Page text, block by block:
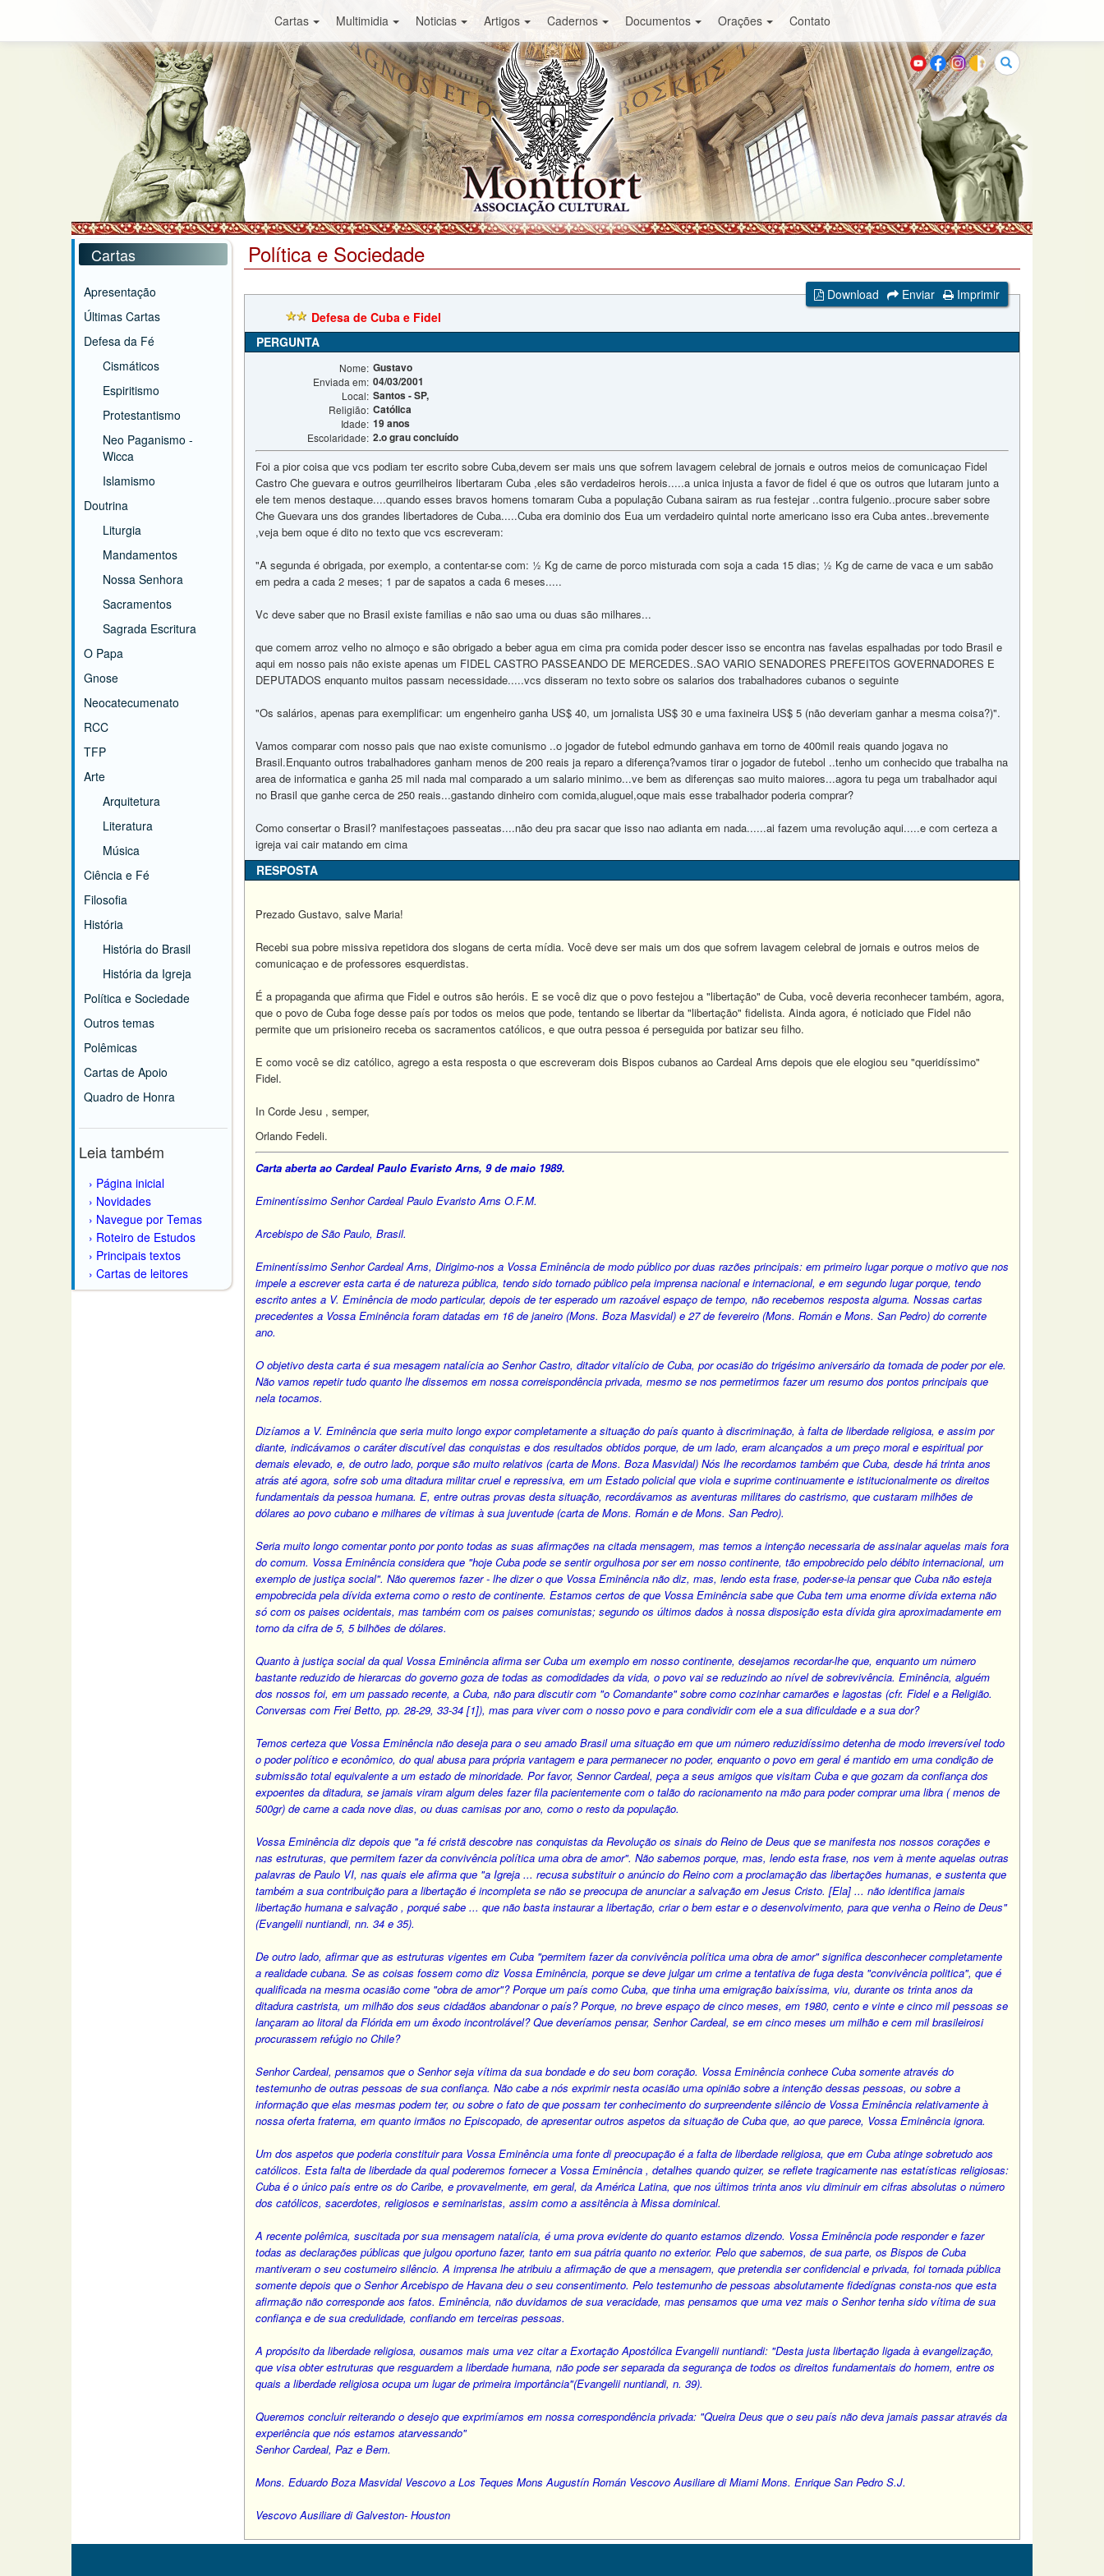
Cartas Multimidia Noticias Artigos Cadernos Documentos Orações Contato
Buscar
Cartas
Apresentação
Últimas Cartas
Defesa da Fé
Cismáticos
Espiritismo
Protestantismo
Neo Paganismo -
Wicca
Islamismo
Doutrina
Liturgia
Mandamentos
Nossa Senhora
Sacramentos
Sagrada Escritura
O Papa
Gnose
Neocatecumenato
RCC
TFP
Arte
Arquitetura
Literatura
Música
Ciência e Fé
Filosofia
História
História do Brasil
História da Igreja
Política e Sociedade
Outros temas
Polêmicas
Cartas de Apoio
Quadro de Honra
Leia também
Página inicial
Novidades
Navegue por Temas
Roteiro de Estudos
Principais textos
Cartas de leitores
Política e Sociedade
Download Enviar
Imprimir
Defesa de Cuba e Fidel
PERGUNTA
Nome: Gustavo
Enviada em: 04/03/2001
Local: Santos - SP,
Religião: Católica
Idade: 19 anos
Escolaridade: 2.o grau concluído
Foi a pior coisa que vcs podiam ter escrito sobre Cuba,devem ser mais uns que sofrem lavagem celebral de jornais e outros meios de comunicaçao Fidel
Castro Che guevara e outros geurrilheiros libertaram Cuba ,eles são verdadeiros herois.....a unica injusta a favor de fidel é que os outros que lutaram junto a
ele tem menos destaque....quando esses bravos homens tomaram Cuba a população Cubana sairam as rua festejar ..contra fulgenio..procure saber sobre
Che Guevara uns dos grandes libertadores de Cuba.....Cuba era dominio dos Eua um verdadeiro quintal norte americano isso era Cuba antes..brevemente
,veja bem oque é dito no texto que vcs escreveram:
"A segunda é obrigada, por exemplo, a contentar-se com: ½ Kg de carne de porco misturada com soja a cada 15 dias; ½ Kg de carne de vaca e um sabão
em pedra a cada 2 meses; 1 par de sapatos a cada 6 meses.....
Vc deve saber que no Brasil existe familias e não sao uma ou duas são milhares...
que comem arroz velho no almoço e são obrigado a beber agua em cima pra comida poder descer isso se encontra nas favelas espalhadas por todo Brasil e
aqui em nosso pais não existe apenas um FIDEL CASTRO PASSEANDO DE MERCEDES..SAO VARIO SENADORES PREFEITOS GOVERNADORES E
DEPUTADOS enquanto muitos passam necessidade.....vcs disseram no texto sobre os salarios dos trabalhadores cubanos o seguinte
"Os salários, apenas para exemplificar: um engenheiro ganha US$ 40, um jornalista US$ 30 e uma faxineira US$ 5 (não deveriam ganhar a mesma coisa?)".
Vamos comparar com nosso pais que nao existe comunismo ..o jogador de futebol edmundo ganhava em torno de 400mil reais quando jogava no
Brasil.Enquanto outros trabalhadores ganham menos de 200 reais ja reparo a diferença?vamos tirar o jogador de futebol ..tenho um conhecido que trabalha na
area de informatica e ganha 25 mil nada mal comparado a um salario minimo...ve bem as diferenças sao muito maiores...agora tu pega um trabalhador aqui
no Brasil que ganhe cerca de 250 reais...gastando dinheiro com comida,aluguel,oque mais esse trabalhador poderia comprar?
Como consertar o Brasil? manifestaçoes passeatas....não deu pra sacar que isso nao adianta em nada......ai fazem uma revolução aqui.....e com certeza a
igreja vai cair matando em cima
RESPOSTA
Prezado Gustavo, salve Maria!
Recebi sua pobre missiva repetidora dos slogans de certa mídia. Você deve ser mais um dos que sofrem lavagem celebral de jornais e outros meios de
comunicaçao e de professores esquerdistas.
É a propaganda que afirma que Fidel e outros são heróis. E se você diz que o povo festejou a "libertação" de Cuba, você deveria reconhecer também, agora,
que o povo de Cuba foge desse país por todos os meios que pode, tentando se libertar da "libertação" fidelista. Ainda agora, é noticiado que Fidel não
permite que um prisioneiro receba os sacramentos católicos, e que outra pessoa é perseguida por batizar seu filho.
E como você se diz católico, agrego a esta resposta o que escreveram dois Bispos cubanos ao Cardeal Arns depois que ele elogiou seu "queridíssimo"
Fidel.
In Corde Jesu , semper,
Orlando Fedeli.
Carta aberta ao Cardeal Paulo Evaristo Arns, 9 de maio 1989.
Eminentíssimo Senhor Cardeal Paulo Evaristo Arns O.F.M.
Arcebispo de São Paulo, Brasil.
Eminentíssimo Senhor Cardeal Arns, Dirigimo-nos a Vossa Eminência de modo público por duas razões principais: em primeiro lugar porque o motivo que nos
impele a escrever esta carta é de natureza pública, tendo sido tornado público pela imprensa nacional e internacional, e em segundo lugar porque, tendo
escrito antes a V. Eminência de modo particular, depois de ter esperado um razoável espaço de tempo, não recebemos resposta alguma. Nossas cartas
precedentes a Vossa Eminência foram datadas em 16 de janeiro (Mons. Boza Masvidal) e 27 de fevereiro (Mons. Román e Mons. San Pedro) do corrente
ano.
O objetivo desta carta é sua mesagem natalícia ao Senhor Castro, ditador vitalício de Cuba, por ocasião do trigésimo aniversário da tomada de poder por ele.
Não vamos repetir tudo quanto lhe dissemos em nossa correispondência privada, mesmo se nos permetirmos fazer um resumo dos pontos principais que
nela tocamos.
Dizíamos a V. Eminência que seria muito longo expor completamente a situação do país quanto à discriminação, à falta de liberdade religiosa, e assim por
diante, indicávamos o caráter discutível das conquistas e dos resultados obtidos porque, de um lado, eram alcançados a um preço moral e espiritual por
demais elevado, e, de outro lado, porque são muito relativos (carta de Mons. Boza Masvidal) Nós lhe recordamos também que Cuba, desde há trinta anos
atrás até agora, sofre sob uma ditadura militar cruel e repressiva, em um Estado policial que viola e suprime continuamente e istitucionalmente os direitos
fundamentais da pessoa humana. E, entre outras provas desta situação, recordávamos as aventuras militares do castrismo, que custaram milhões de
dólares ao povo cubano e milhares de vítimas à sua juventude (carta de Mons. Román e de Mons. San Pedro).
Seria muito longo comentar ponto por ponto todas as suas afirmações na citada mensagem, mas temos a intenção necessaria de assinalar aquelas mais fora
do comum. Vossa Eminência considera que "hoje Cuba pode se sentir orgulhosa por ser em nosso continente, tão empobrecido pelo débito internacional, um
exemplo de justiça social". Não queremos fazer - lhe dizer o que Vossa Eminência não diz, mas, lendo esta frase, poder-se-ia pensar que Cuba não esteja
empobrecida pela dívida externa como o resto de continente. Estamos certos de que Vossa Eminência sabe que Cuba tem uma enorme dívida externa não
só com os paises ocidentais, mas também com os paises comunistas; segundo os últimos dados à nossa disposição esta dívida gira aproximadamente em
torno da cifra de 5, 5 bilhões de dólares.
Quanto à justiça social da qual Vossa Eminência afirma ser Cuba um exemplo em nosso continente, desejamos recordar-lhe que, enquanto um número
bastante reduzido de hierarcas do governo goza de todas as comodidades da vida, o povo vai se reduzindo ao nível de sobrevivência. Eminência, alguém
dos nossos foi, em um passado recente, a Cuba, não para discutir com "o Comandante" sobre como cozinhar camarões e lagostas (cfr. Fidel e a Religião.
Conversas com Frei Betto, pp. 28-29, 33-34 [1]), mas para viver com o nosso povo e para condividir com ele a sua dificuldade e a sua dor?
Temos certeza que Vossa Eminência não deseja para o seu amado Brasil uma situação em que um número reduzidíssimo detenha de modo irreversível todo
o poder político e econômico, do qual abusa para própria vantagem e para permanecer no poder, enquanto o povo em geral é mantido em uma condição de
submissão total equivalente a um estado de minoridade. Por favor, Sennor Cardeal, peça a seus amigos que visitam Cuba e que gozam da confiança dos
expoentes da ditadura, se jamais viram algum deles fazer fila pacientemente com o talão do racionamento na mão para poder comprar uma libra ( menos de
500gr) de carne a cada nove dias, ou duas camisas por ano, como o resto da população.
Vossa Eminência diz depois que "a fé cristã descobre nas conquistas da Revolução os sinais do Reino de Deus que se manifesta nos nossos corações e
nas estruturas, que permitem fazer da convivência política uma obra de amor". Não sabemos porque, mas, lendo esta frase, nos vem à mente aquelas outras
palavras de Paulo VI, nas quais ele afirma que "a Igreja ... recusa substituir o anúncio do Reino com a proclamação das libertações humanas, e sustenta que
também a sua contribuição para a libertação é incompleta se não se preocupa de anunciar a salvação em Jesus Cristo. [Ela] ... não identifica jamais
libertação humana e salvação , porqué sabe ... que não basta instaurar a libertação, criar o bem estar e o desenvolvimento, para que venha o Reino de Deus"
(Evangelii nuntiandi, nn. 34 e 35).
De outro lado, afirmar que as estruturas vigentes em Cuba "permitem fazer da convivência política uma obra de amor" significa desconhecer completamente
a realidade cubana. Se as coisas fossem como diz Vossa Eminência, porque se deve julgar um crime a tentativa de fuga desta "convivência politica", que é
qualificada na mesma ocasião come "obra de amor"? Porque um país como Cuba, que tinha uma emigração baixíssima, viu, durante os trinta anos da
ditadura castrista, um milhão dos seus cidadãos abandonar o país? Porque, no breve espaço de cinco meses, em 1980, cento e vinte e cinco mil pessoas se
lançaram ao litoral da Flórida em um êxodo incontrolável? Que deveríamos pensar, Senhor Cardeal, se em cinco meses um milhão e cem mil brasileirosi
procurassem refúgio no Chile?
Senhor Cardeal, pensamos que o Senhor seja vítima da sua bondade e do seu bom coração. Vossa Eminência conhece Cuba somente através do
testemunho de outras pessoas de sua confiança. Não cabe a nós exprimir nesta ocasião uma opinião sobre a intenção dessas pessoas, ou sobre a
informação que elas mesmas podem ter, ou sobre o fato de que possam ter conhecimento do surpreendente silêncio de Vossa Eminência relativamente à
nossa oferta fraterna, em quanto irmãos no Episcopado, de apresentar outros aspetos da situação de Cuba que, ao que parece, Vossa Eminência ignora.
Um dos aspetos que poderia constituir para Vossa Eminência uma fonte di preocupação é a falta de liberdade religiosa, que em Cuba atinge sobretudo aos
católicos. Esta falta de liberdade da qual poderemos fornecer a Vossa Eminência , detalhes quando quizer, se reflete tragicamente nas estatísticas religiosas:
Cuba é o único país entre os do Caribe, e provavelmente, em geral, da América Latina, que nos últimos trinta anos viu diminuir em cifras absolutas o número
dos católicos, sacerdotes, religiosos e seminaristas, assim como a assitência à Missa dominical.
A recente polêmica, suscitada por sua mensagem natalícia, é uma prova evidente do quanto estamos dizendo. Vossa Eminência pode responder e fazer
todas as declarações públicas que julgou oportuno fazer, tanto em sua pátria quanto no exterior. Pelo que sabemos, de sua parte, os Bispos de Cuba
mantiveram o seu costumeiro silêncio. A imprensa lhe atribuiu a afirmação de que a mensagem, que pretendia ser confidencial e privada, foi tornada pública
somente depois que o Senhor Arcebispo de Havana deu o seu consentimento. Pelo testemunho de pessoas absolutamente fidedígnas consta-nos que esta
afirmação não corresponde aos fatos. Eminência, não duvidamos de sua veracidade, mas pensamos que uma vez mais o Senhor tenha sido vítima de sua
confiança e de sua credulidade, confiando em terceiras pessoas.
A propósito da liberdade religiosa, ousamos mais uma vez citar a Exortação Apostólica Evangelii nuntiandi: "Desta justa libertação ligada à evangelização,
que visa obter estruturas que resguardem a liberdade humana, não pode ser separada da segurança de todos os direitos fundamentais do homem, entre os
quais a liberdade religiosa ocupa um lugar de primeira importância"(Evangelii nuntiandi, n. 39).
Queremos concluir reiterando o desejo que exprimíamos em nossa correspondência privada: "Queira Deus que o seu país não deva jamais passar através da
experiência que nós estamos atarvessando"
Senhor Cardeal, Paz e Bem.
Mons. Eduardo Boza Masvidal Vescovo a Los Teques Mons Augustín Román Vescovo Ausiliare di Miami Mons. Enrique San Pedro S.J.
Vescovo Ausiliare di Galveston- Houston